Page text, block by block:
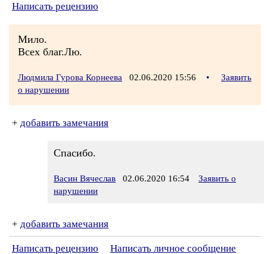
Написать рецензию
Мило.
Всех благ.Лю.
Людмила Гурова Корнеева 02.06.2020 15:56 •
Заявить
о нарушении
+ добавить замечания
Спасибо.
Васин Вячеслав 02.06.2020 16:54
Заявить о
нарушении
+ добавить замечания
Написать рецензию Написать личное сообщение